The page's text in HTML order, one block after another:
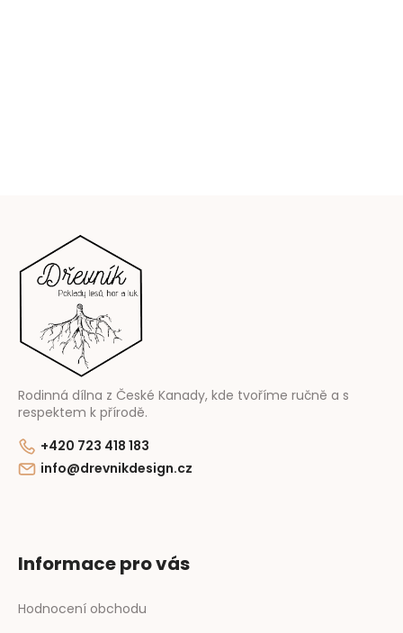
Rodinná dílna z České Kanady, kde tvoříme ručně a s
respektem k přírodě.
+420 723 418 183
info@drevnikdesign.cz
Informace pro vás
Hodnocení obchodu